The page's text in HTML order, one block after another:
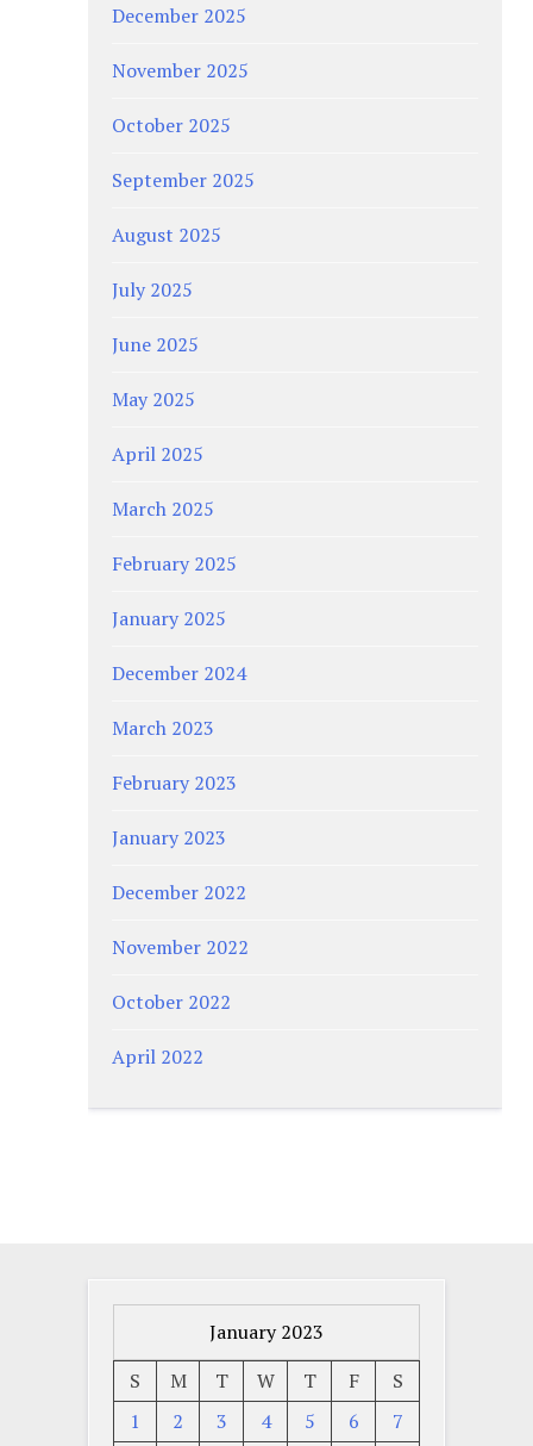
December 2025
November 2025
October 2025
September 2025
August 2025
July 2025
June 2025
May 2025
April 2025
March 2025
February 2025
January 2025
December 2024
March 2023
February 2023
January 2023
December 2022
November 2022
October 2022
April 2022
January 2023
S
M T W T F
S
1
2 3 4 5 6 7